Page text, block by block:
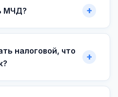
МЧД?
налоговой, что